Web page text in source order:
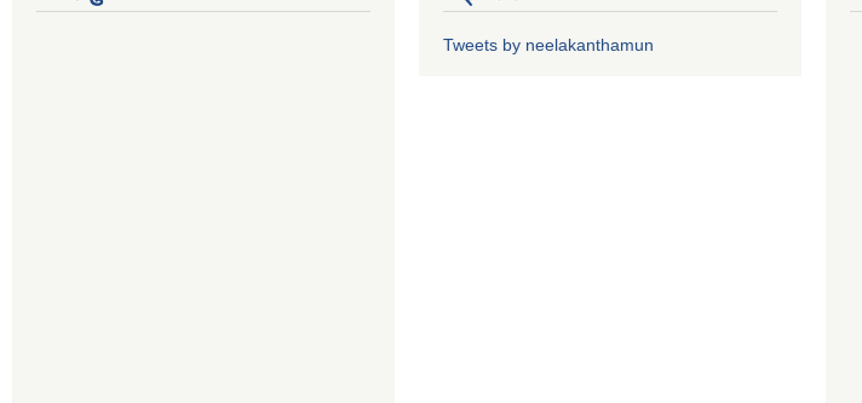
Tweets by neelakanthamun